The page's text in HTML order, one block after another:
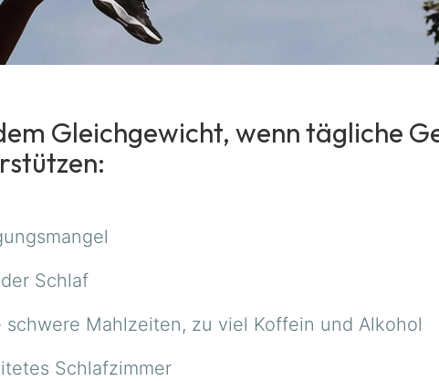
Gleichgewicht, wenn tägliche
Schlaf
schwere Mahlzeiten, zu viel Koffein und Alkohol
Schlafzimmer